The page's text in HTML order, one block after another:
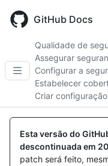
main
GitHub Docs
Qualidade de
Assegurar
Configurar a
Estabelecer
Criar
Esta versão do
descontinuada em
patch será feito,